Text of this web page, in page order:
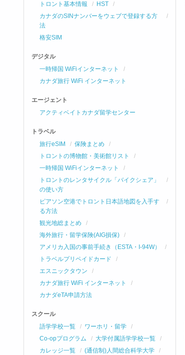
トロント基本情報
HST
カナダのSINナンバーをウェブで登録する方
法
格安SIM
デジタル
一時帰国 WiFiインターネット
カナダ旅行 WiFi インターネット
エージェント
アクティベイトカナダ留学センター
トラベル
旅行eSIM
保険まとめ
トロントの博物館・美術館リスト
一時帰国 WiFiインターネット
トロントのレンタサイクル「バイクシェア」
の使い方
ピアソン空港でトロント日本語地図を入手す
る方法
観光地総まとめ
海外旅行・留学保険(AIG損保)
アメリカ入国の事前手続き（ESTA・I-94W）
トラベルプリペイドカード
エスニックタウン
カナダ旅行 WiFi インターネット
カナダeTA申請方法
スクール
語学学校一覧
ワーホリ・留学
Co-opプログラム
大学付属語学学校一覧
カレッジ一覧
(通信制)人間総合科学大学